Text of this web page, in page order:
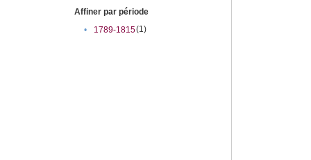
Affiner par période
•
1789-1815(1)